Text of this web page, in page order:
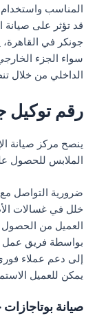
المناسب
قد تؤثر على
جونكر في القاهرة،
سواء الجزء
الداخلي من خلال
رقم توكيل
ينصح مركز صيانة
الملابس للحصول
ضرورية التواصل
خلل في غسالات
العميل من
بواسطة فريق عمل
إلى دعم عملاء
يمكن للعميل
صيانة